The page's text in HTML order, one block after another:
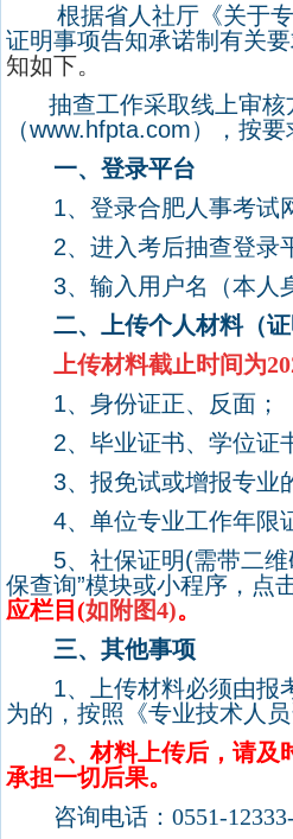
根据省人社厅《关于
证明事项告知承诺制有关要
知如下。
抽查工作采取线上审
（www.hfpta.com），按
一、登录平台
1、登录合肥人事考试
2、 进入考后抽查登录
3、 输入 用户名（本人
二、上传个人材料（证
上传材料截止时间为
1、身份证正、反面；
2、毕业证书、学位证
3、报免试或增报专业
4、单位专业工作年限
5、社保证明(需带二
保查询”模块或小程序，点
应栏目(如附图4)。
三、其他事项
1、上传材料必须由报
为的，按照《专业技术人
2、材料上传后，请及
承担一切后果。
咨询电话 ： 0551-